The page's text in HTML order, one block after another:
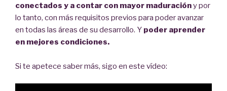
conectados y a contar con mayor maduracióny por
lo tanto, con más requisitos previos para poder avanzar
en todas las áreas de su desarrollo. Y poder aprender
en mejores condiciones.
Si te apetece saber más, sigo en este vídeo: